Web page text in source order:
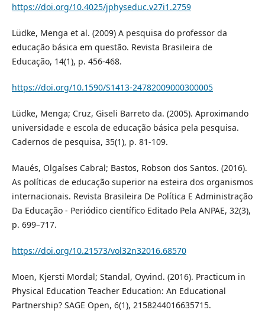
https://doi.org/10.4025/jphyseduc.v27i1.2759
Lüdke, Menga et al. (2009) A pesquisa do professor da
educação básica em questão. Revista Brasileira de
Educação, 14(1), p. 456-468.
https://doi.org/10.1590/S1413-24782009000300005
Lüdke, Menga; Cruz, Giseli Barreto da. (2005). Aproximando
universidade e escola de educação básica pela pesquisa.
Cadernos de pesquisa, 35(1), p. 81-109.
Maués, Olgaíses Cabral; Bastos, Robson dos Santos. (2016).
As políticas de educação superior na esteira dos organismos
internacionais. Revista Brasileira De Política E Administração
Da Educação - Periódico científico Editado Pela ANPAE, 32(3),
p. 699–717.
https://doi.org/10.21573/vol32n32016.68570
Moen, Kjersti Mordal; Standal, Oyvind. (2016). Practicum in
Physical Education Teacher Education: An Educational
Partnership? SAGE Open, 6(1), 2158244016635715.